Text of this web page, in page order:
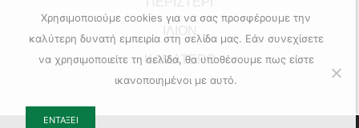
ΚΑΜΑΤΕΡΟ
Χρησιμοποιούμε cookies για να σας προσφέρουμε την
καλύτερη δυνατή εμπειρία στη σελίδα μας. Εάν συνεχίσετε
να χρησιμοποιείτε τη σελίδα, θα υποθέσουμε πως είστε
ικανοποιημένοι με αυτό.
ΕΝΤΆΞΕΙ